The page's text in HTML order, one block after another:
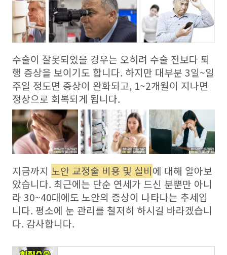
수술이 잘못되었을 경우는 오히려 수술 전보다 퇴
행 증상을 보이기도 합니다. 하지만 대부분 3일~일
주일 정도면 증상이 완화되고, 1~2개월이 지나면
정상으로 회복되게 됩니다.
지금까지 노안 교정술 비용 및 실비에 대해 알아보
았습니다. 최근에는 단순 연세가 드신 분뿐만 아니
라 30~40대에도 노안의 증상이 나타나는 추세입
니다. 평소에 눈 관리를 철저히 하시길 바라겠습니
다. 감사합니다.